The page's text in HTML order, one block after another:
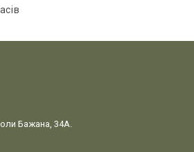
Бажана, 34А.